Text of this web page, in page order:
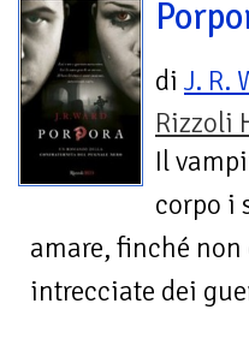
di J. R.
Rizzoli
Il
corpo i
amare, finché
intrecciate dei